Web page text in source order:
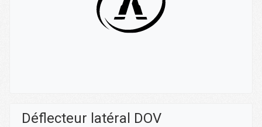
Déflecteur latéral DOV